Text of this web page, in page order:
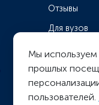
Отзывы
Для вузов
Мы используем
прошлых
пользователей.